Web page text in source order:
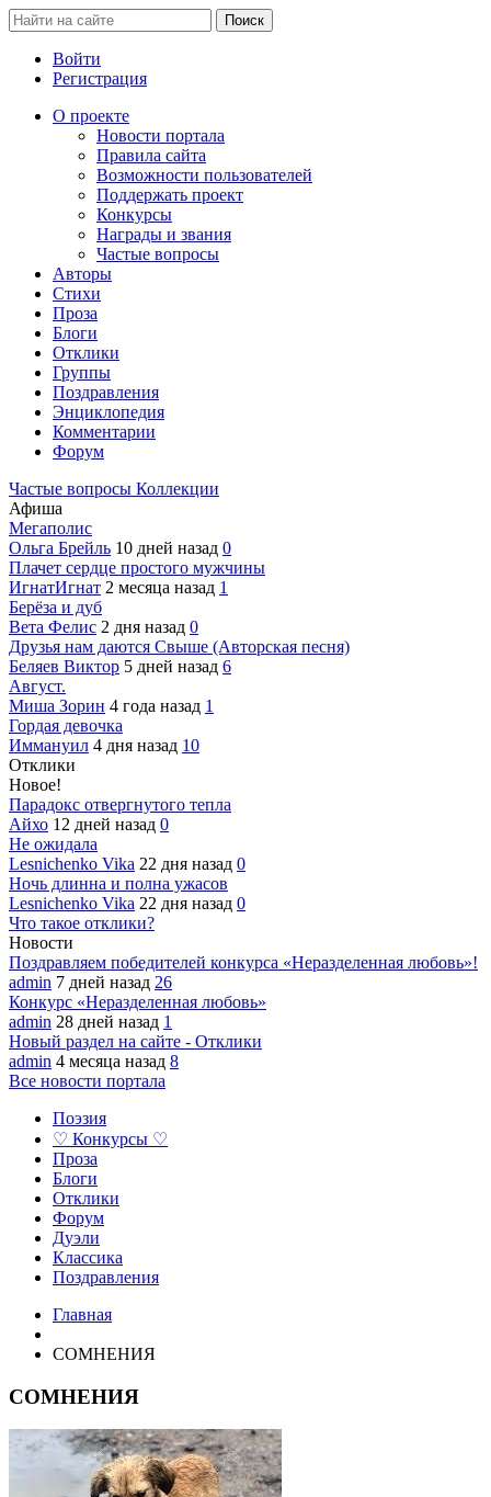
Войти
Регистрация
О проекте
Новости портала
Правила сайта
Возможности пользователей
Поддержать проект
Конкурсы
Награды и звания
Частые вопросы
Авторы
Стихи
Проза
Блоги
Отклики
Группы
Поздравления
Энциклопедия
Комментарии
Форум
Частые вопросы Коллекции
Афиша
Мегаполис
Ольга Брейль 10 дней назад 0
Плачет сердце простого мужчины
ИгнатИгнат 2 месяца назад 1
Берёза и дуб
Вета Фелис 2 дня назад 0
Друзья нам даются Свыше (Авторская песня)
Беляев Виктор 5 дней назад 6
Август.
Миша Зорин 4 года назад 1
Гордая девочка
Иммануил 4 дня назад 10
Отклики
Новое!
Парадокс отвергнутого тепла
Айхо 12 дней назад 0
Не ожидала
Lesnichenko Vika 22 дня назад 0
Ночь длинна и полна ужасов
Lesnichenko Vika 22 дня назад 0
Что такое отклики?
Новости
Поздравляем победителей конкурса «Неразделенная любовь»!
admin 7 дней назад 26
Конкурс «Неразделенная любовь»
admin 28 дней назад 1
Новый раздел на сайте - Отклики
admin 4 месяца назад 8
Все новости портала
Поэзия
♡ Конкурсы ♡
Проза
Блоги
Отклики
Форум
Дуэли
Классика
Поздравления
Главная
СОМНЕНИЯ
СОМНЕНИЯ